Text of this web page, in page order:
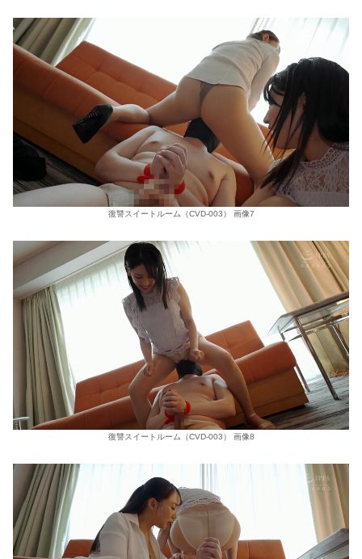
復讐スイートルーム（CVD-003） 画像7
復讐スイートルーム（CVD-003） 画像8